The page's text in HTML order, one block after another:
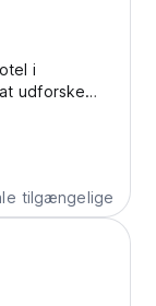
i
udforske
tilgængelige